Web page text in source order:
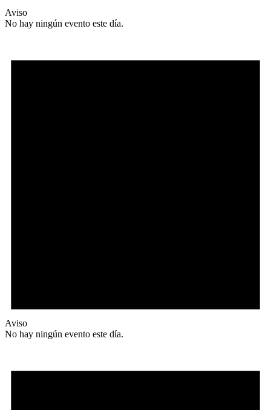
Aviso
No hay ningún evento este día.
Aviso
No hay ningún evento este día.